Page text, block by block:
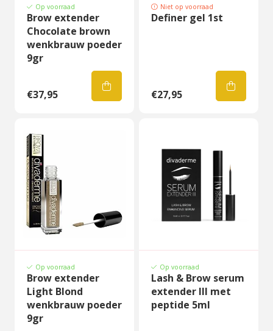
Op voorraad
Brow extender
Chocolate brown
wenkbrauw poeder
9gr
€37,95
Niet op voorraad
Definer gel 1st
€27,95
Op voorraad
Brow extender
Light Blond
wenkbrauw poeder
9gr
Op voorraad
Lash & Brow serum
extender III met
peptide 5ml